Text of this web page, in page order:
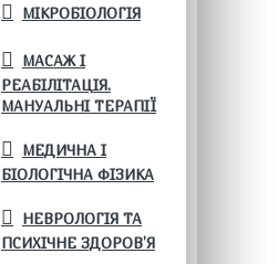
МІКРОБІОЛОГІЯ
МАСАЖ І
РЕАБІЛІТАЦІЯ.
МАНУАЛЬНІ ТЕРАПІЇ
МЕДИЧНА І
БІОЛОГІЧНА ФІЗИКА
НЕВРОЛОГІЯ ТА
ПСИХІЧНЕ ЗДОРОВ’Я